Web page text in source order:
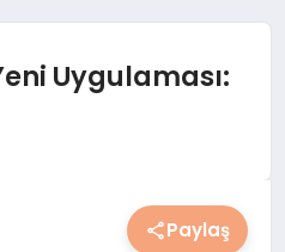
Uygulaması:
Paylaş